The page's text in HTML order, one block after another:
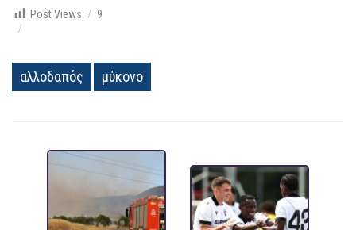
Post Views: 9
αλλοδαπός μύκονο